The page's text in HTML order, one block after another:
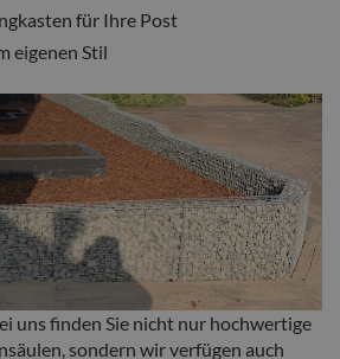
für Ihre Post
eigenen Stil
uns finden Sie nicht nur hochwertige
sondern wir verfügen auch